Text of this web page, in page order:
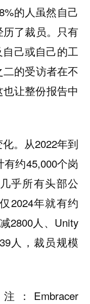
的人虽然自己
了裁员。只有
己或自己的工
的受访者在不
让整份报告中
。从2022年到
约45,000个岗
乎所有头部公
2024年就有约
2800人、Unity
人，裁员规模
：Embracer